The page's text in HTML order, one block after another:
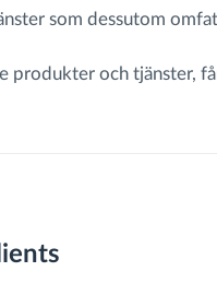
som dessutom
produkter och tjänster,